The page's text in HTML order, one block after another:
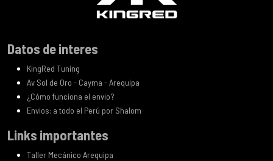
Datos de interes
KingRed Tuning
Av Sol de Oro - Cayma - Arequipa
¿Cómo funciona el envio?
Envios: a todo el Perú por Shalom
Links importantes
Taller Mecánico Arequipa